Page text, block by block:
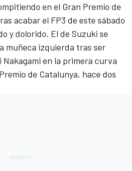
en el Gran Premio de
acabar el FP3 de este sábado
y dolorido. El de Suzuki se
muñeca izquierda tras ser
Nakagami en la primera curva
de Catalunya, hace dos